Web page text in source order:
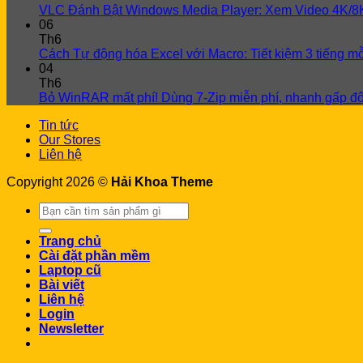
VLC Đánh Bật Windows Media Player: Xem Video 4K/
06
Th6
Cách Tự động hóa Excel với Macro: Tiết kiệm 3 tiếng
04
Th6
Bỏ WinRAR mất phí! Dùng 7-Zip miễn phí, nhanh gấp
Tin tức
Our Stores
Liên hệ
Copyright 2026 © Hải Khoa Theme
Search
for:
Trang chủ
Cài đặt phần mềm
Laptop cũ
Bài viết
Liên hệ
Login
Newsletter